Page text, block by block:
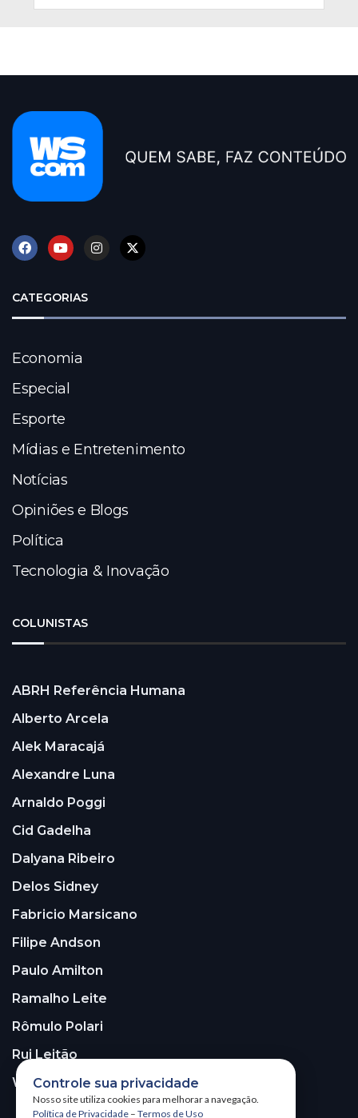
CATEGORIAS
Economia
Especial
Esporte
Mídias e Entretenimento
Notícias
Opiniões e Blogs
Política
Tecnologia & Inovação
COLUNISTAS
ABRH Referência Humana
Alberto Arcela
Alek Maracajá
Alexandre Luna
Arnaldo Poggi
Cid Gadelha
Dalyana Ribeiro
Delos Sidney
Fabricio Marsicano
Filipe Andson
Paulo Amilton
Ramalho Leite
Rômulo Polari
Rui Leitão
Walter Santos
Controle sua privacidade
Nosso site utiliza cookies para melhorar a navegação.
Política de Privacidade – Termos de Uso